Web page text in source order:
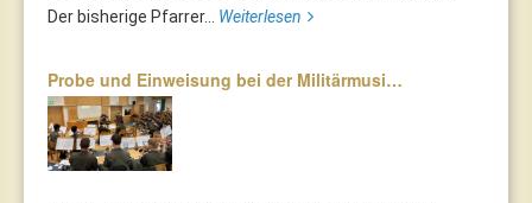
Der bisherige Pfarrer... Weiterlesen
Probe und Einweisung bei der Militärmusi…